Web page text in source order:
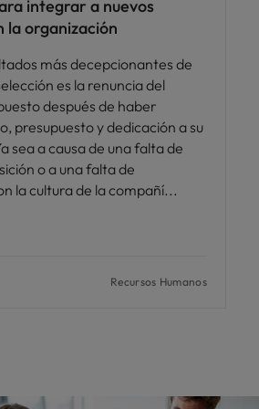
integrar a nuevos
la organización
más decepcionantes de
es la renuncia del
después de haber
presupuesto y dedicación a su
sea a causa de una falta de
o a una falta de
la cultura de la compañí
Recursos Humanos